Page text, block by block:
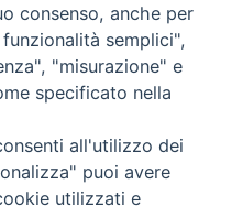
i diritti riservati - Vita
consenso, anche per
semplici",
"misurazione" e
specificato nella
all'utilizzo dei
puoi avere
utilizzati e